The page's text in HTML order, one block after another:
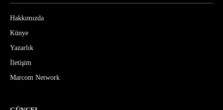
Hakkımızda
Künye
Yazarlık
İletişim
Marcom Network